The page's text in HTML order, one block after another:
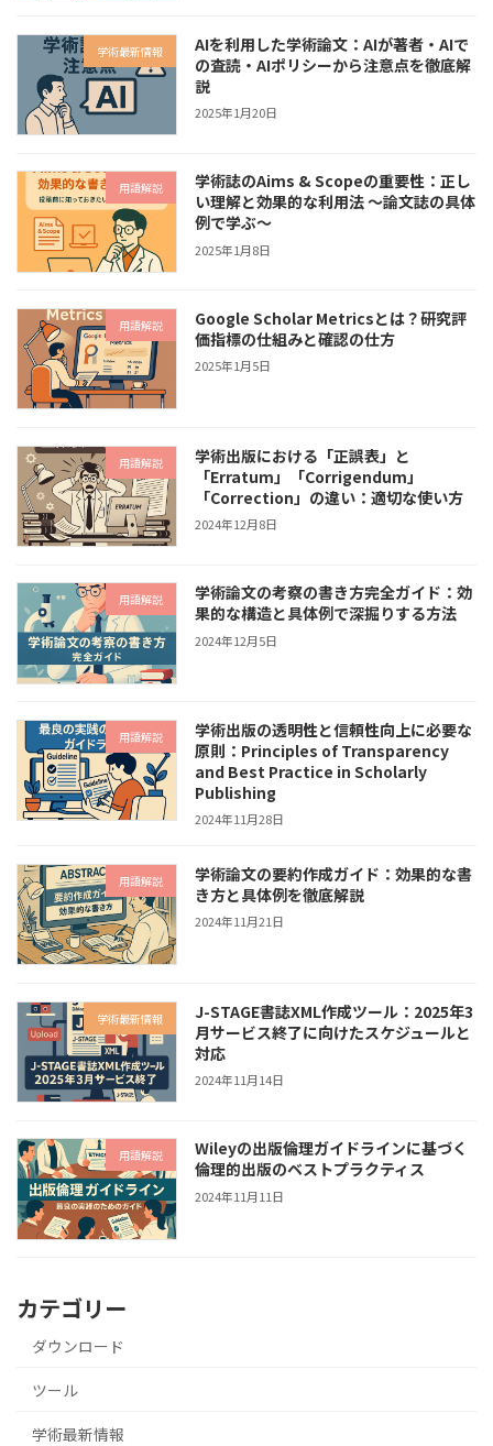
学術最新情報
AIを利用した学術論文：AIが著者・AIで
の査読・AIポリシーから注意点を徹底解
説
2025年1月20日
用語解説
学術誌のAims & Scopeの重要性：正し
い理解と効果的な利用法 〜論文誌の具体
例で学ぶ〜
2025年1月8日
用語解説
Google Scholar Metricsとは？研究評
価指標の仕組みと確認の仕方
2025年1月5日
用語解説
学術出版における「正誤表」と
「Erratum」「Corrigendum」
「Correction」の違い：適切な使い方
2024年12月8日
用語解説
学術論文の考察の書き方完全ガイド：効
果的な構造と具体例で深掘りする方法
2024年12月5日
用語解説
学術出版の透明性と信頼性向上に必要な
原則：Principles of Transparency
and Best Practice in Scholarly
Publishing
2024年11月28日
用語解説
学術論文の要約作成ガイド：効果的な書
き方と具体例を徹底解説
2024年11月21日
学術最新情報
J-STAGE書誌XML作成ツール：2025年3
月サービス終了に向けたスケジュールと
対応
2024年11月14日
用語解説
Wileyの出版倫理ガイドラインに基づく
倫理的出版のベストプラクティス
2024年11月11日
カテゴリー
ダウンロード
ツール
学術最新情報